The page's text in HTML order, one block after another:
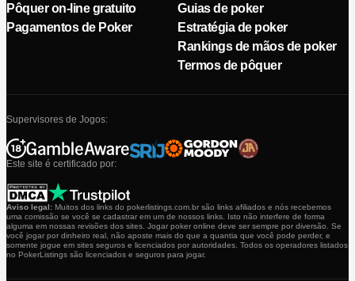
Pôquer on-line gratuito
Pagamentos de Poker
Guias de poker
Estratégia de poker
Rankings de mãos de poker
Termos de pôquer
Supervisores de Jogos:
Este site é certificado por:
Aviso legal: Muitos dos links do pokerlistings.com.br são links afiliados e nós recebemos
uma comissão se você se cadastrar em um de nossos links. Isto não interfere de forma
alguma em nossas revisões dos sites. Jogar poker online deve ser sempre por diversão. Se
você jogar por dinheiro real, não aposte mais do que a quantia que você pode perder, e
somente jogue em sites seguros e licenciados por autoridades. Todos os operadores listados
no PokerListings são licenciados e seguros para jogar.